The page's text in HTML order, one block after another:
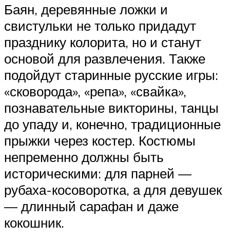
Баян, деревянные ложки и
свистульки не только придадут
празднику колорита, но и станут
основой для развлечения. Также
подойдут старинные русские игры:
«сковорода», «репа», «свайка»,
познавательные викторины, танцы
до упаду и, конечно, традиционные
прыжки через костер. Костюмы
непременно должны быть
историческими: для парней —
рубаха-косоворотка, а для девушек
— длинный сарафан и даже
кокошник.